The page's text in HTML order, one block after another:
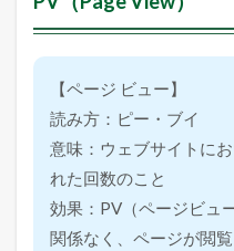
ネ
ッ
ト
広
告
の
効
果
指
標
【ページ ビュー】
読み方：ピー・ブイ
意味：ウェブサイトに
れた回数のこと
効果：PV（ページビュ
関係なく、ページが閲